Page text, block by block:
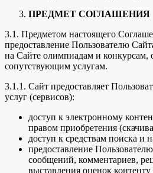
ПРЕДМЕТ СОГЛАШЕНИЯ
3.1. Предметом настоящего
предоставление Пользователю
на Сайте олимпиадам и конкурсам,
сопутствующим услугам.
3.1.1. Сайт предоставляет
услуг (сервисов):
доступ к электронному
правом приобретения
доступ к средствам поиска и
предоставление
сообщений, комментариев,
выставления оценок